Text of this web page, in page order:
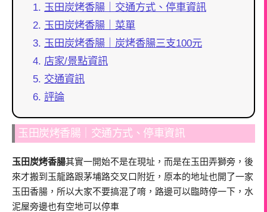
玉田炭烤香腸｜交通方式、停車資訊
玉田炭烤香腸｜菜單
玉田炭烤香腸｜炭烤香腸三支100元
店家/景點資訊
交通資訊
評論
玉田炭烤香腸｜交通方式、停車資訊
玉田炭烤香腸其實一開始不是在現址，而是在玉田弄獅旁，後
來才搬到玉龍路跟茅埔路交叉口附近，原本的地址也開了一家
玉田香腸，所以大家不要搞混了唷，路邊可以臨時停一下，水
泥屋旁邊也有空地可以停車